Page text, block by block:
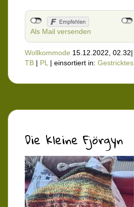
Als Mail versenden
Wollkommode 15.12.2022, 02.32|
TB | PL| einsortiert in: Gestricktes
Die kleine Fjörgyn